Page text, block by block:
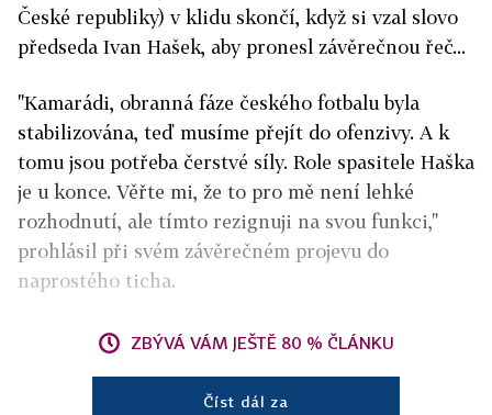
České republiky) v klidu skončí, když si vzal slovo
předseda Ivan Hašek, aby pronesl závěrečnou řeč...
"Kamarádi, obranná fáze českého fotbalu byla
stabilizována, teď musíme přejít do ofenzivy. A k
tomu jsou potřeba čerstvé síly. Role spasitele Haška
je u konce. Věřte mi, že to pro mě není lehké
rozhodnutí, ale tímto rezignuji na svou funkci,"
prohlásil při svém závěrečném projevu do
naprostého ticha.
ZBÝVÁ VÁM JEŠTĚ 80 % ČLÁNKU
Číst dál za